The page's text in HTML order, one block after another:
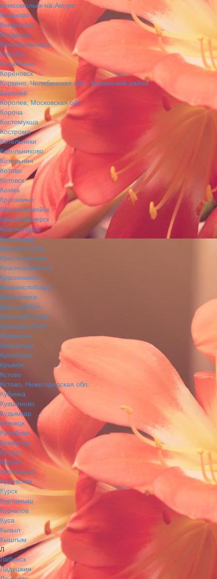
Комсомольск-на-Амуре
Конаково
Кондопога
Кондрово
Константиновск
Копейск
Кораблино
Кореновск
Коркино, Челябинская обл., Коркинский район
Королев
Королев, Московская обл.
Короча
Костомукша
Кострома
Котельники
Котельниково
Котельнич
Котово
Котовск
Кохма
Красавино
Красноармейск
Красновишерск
Красногорск
Краснодар
Красное Село
Краснозаводск
Краснознаменск
Краснокамск
Краснослободск
Красноярск
Красный Кут
Красный Сулин
Красный Холм
Кременки
Кронштадт
Кропоткин
Крымск
Кстово
Кстово, Нижегородская обл.
Кубинка
Кувшиново
Кудымкар
Кузнецк
Кулебаки
Кумертау
Кунгур
Курган
Курганинск
Куровское
Курск
Куртамыш
Курчатов
Куса
Кызыл
Кыштым
Л
Лабинск
Ладушкин